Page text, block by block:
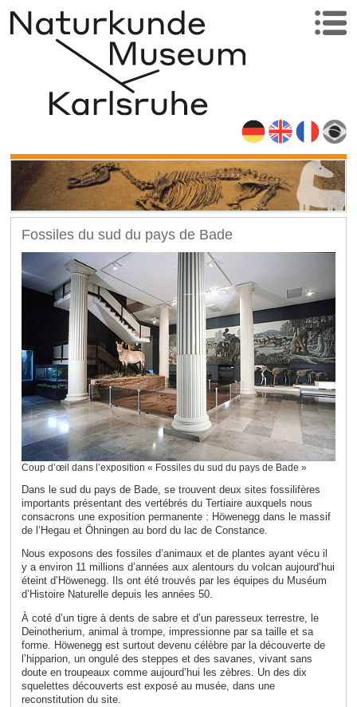
Fossiles du sud du pays de Bade
Coup d’œil dans l’exposition « Fossiles du sud du pays de Bade »
Dans le sud du pays de Bade, se trouvent deux sites fossilifères
importants présentant des vertébrés du Tertiaire auxquels nous
consacrons une exposition permanente : Höwenegg dans le massif
de l’Hegau et Öhningen au bord du lac de Constance.
Nous exposons des fossiles d’animaux et de plantes ayant vécu il
y a environ 11 millions d’années aux alentours du volcan aujourd’hui
éteint d’Höwenegg. Ils ont été trouvés par les équipes du Muséum
d’Histoire Naturelle depuis les années 50.
À coté d’un tigre à dents de sabre et d’un paresseux terrestre, le
Deinotherium, animal à trompe, impressionne par sa taille et sa
forme. Höwenegg est surtout devenu célèbre par la découverte de
l’hipparion, un ongulé des steppes et des savanes, vivant sans
doute en troupeaux comme aujourd’hui les zèbres. Un des dix
squelettes découverts est exposé au musée, dans une
reconstitution du site.